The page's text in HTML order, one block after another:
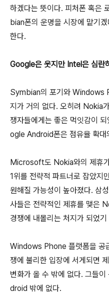
하겠다는 뜻이다. 피처폰 혹은
bian폰의 운명을 시장에 맡기
한다.
Google은 웃지만 Intel은 심란
Symbian의 포기와 Windows
지가 거의 없다. 오히려 Nokia
쟁자들에게는 좋은 먹잇감이
ogle Android폰은 점유율 확대
Microsoft도 Nokia와의 제휴
1위를 전략적 파트너로 잡았지
원해질 가능성이 높아졌다. 삼
사들은 전략적인 제휴를 맺은
경쟁에 내몰리는 처지가 되었기
Windows Phone 플랫폼을 공
쟁에 불리한 입장에 서게되면
변화가 올 수 밖에 없다. 그들
droid 밖에 없다.